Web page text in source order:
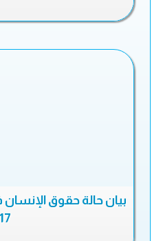
بيان حالة حقوق